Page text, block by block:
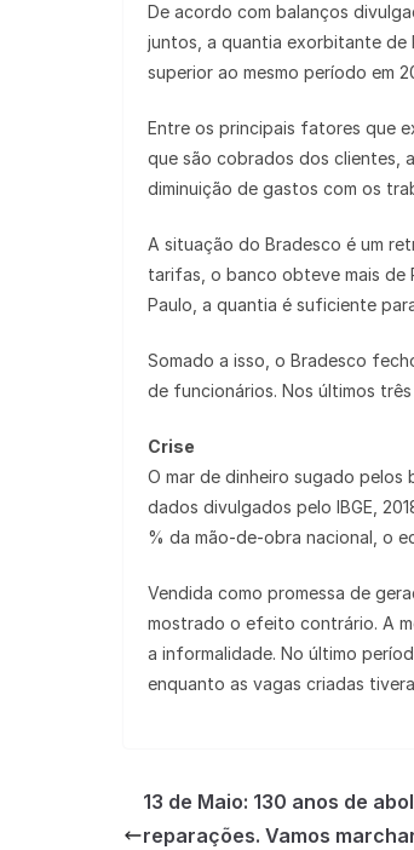
De acordo com balanços
juntos, a quantia exorbitante de
superior ao mesmo período em
Entre os principais fatores que
que são cobrados dos clientes,
diminuição de gastos com os
A situação do Bradesco é um
tarifas, o banco obteve mais de
Paulo, a quantia é suficiente
Somado a isso, o Bradesco
de funcionários. Nos últimos
Crise
O mar de dinheiro sugado
dados divulgados pelo IBGE,
% da mão-de-obra nacional, o
Vendida como promessa de
mostrado o efeito contrário. A
a informalidade. No último
enquanto as vagas criadas
13 de Maio: 130 anos de
reparações. Vamos